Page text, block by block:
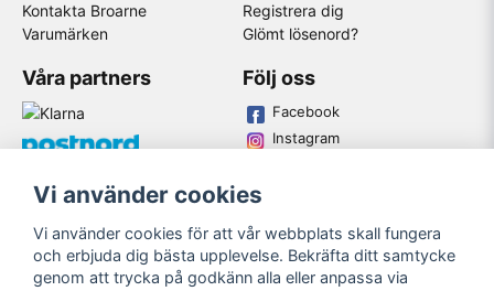
Kontakta Broarne
Varumärken
Registrera dig
Glömt lösenord?
Våra partners Följ oss
Facebook
Instagram
© Copyright
Vi använder cookies
Vi använder cookies för att vår webbplats skall fungera
och erbjuda dig bästa upplevelse. Bekräfta ditt samtycke
genom att trycka på godkänn alla eller anpassa via